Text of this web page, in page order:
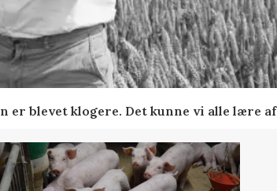
er blevet klogere. Det kunne vi alle lære af